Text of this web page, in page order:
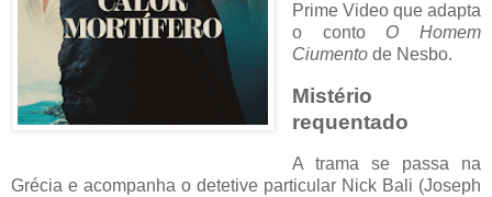
Prime Video que adapta
o conto O Homem
Ciumentode Nesbo.
Mistério
requentado
A trama se passa na
Grécia e acompanha o detetive particular Nick Bali (Joseph